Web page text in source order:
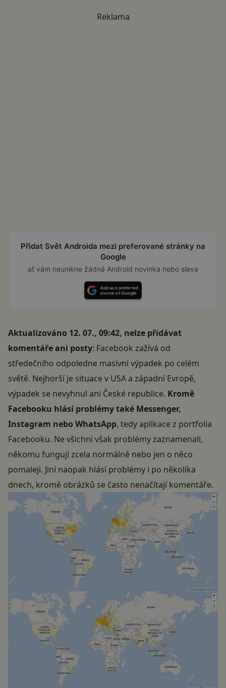
Reklama
Přidat Svět Androida mezi preferované stránky na
Google
ať vám neunikne žádná Android novinka nebo sleva
Aktualizováno 12. 07., 09:42, nelze přidávat
komentáře ani posty: Facebook zažívá od
středečního odpoledne masivní výpadek po celém
světě. Nejhorší je situace v USA a západní Evropě,
výpadek se nevyhnul ani České republice. Kromě
Facebooku hlásí problémy také Messenger,
Instagram nebo WhatsApp, tedy aplikace z portfolia
Facebooku. Ne všichni však problémy zaznamenali,
někomu fungují zcela normálně nebo jen o něco
pomaleji. Jiní naopak hlásí problémy i po několika
dnech, kromě obrázků se často nenačítají komentáře.